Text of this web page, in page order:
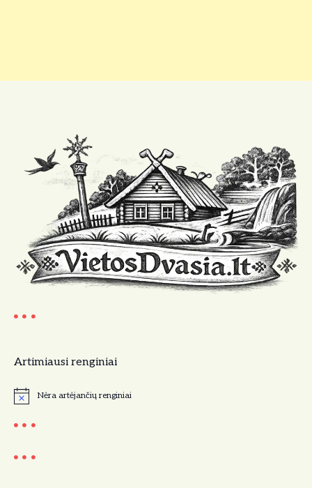
Artimiausi renginiai
N
t
e
Nėra artėjančių renginiai